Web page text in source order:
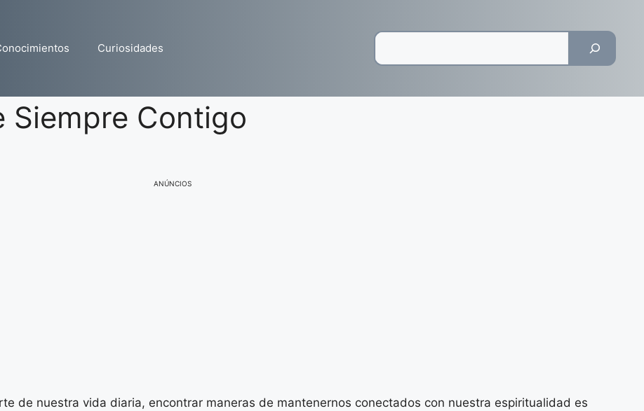
Curiosidades
Siempre Contigo
ANÚNCIOS
de nuestra vida diaria, encontrar maneras de mantenernos conectados con nuestra espiritualidad es